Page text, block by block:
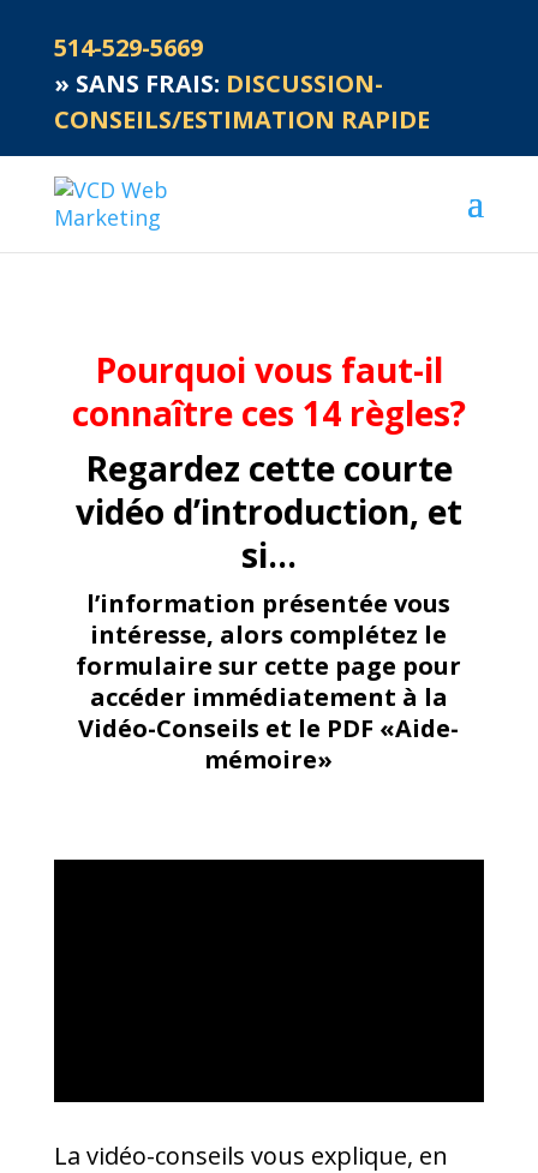
514-529-5669
» SANS FRAIS: DISCUSSION-
CONSEILS/ESTIMATION RAPIDE
Pourquoi vous faut-il
connaître ces 14 règles?
Regardez cette courte
vidéo d’introduction, et
si…
l’information présentée vous
intéresse, alors complétez le
formulaire sur cette page pour
accéder immédiatement à la
Vidéo-Conseils et le PDF «Aide-
mémoire»
La vidéo-conseils vous explique, en